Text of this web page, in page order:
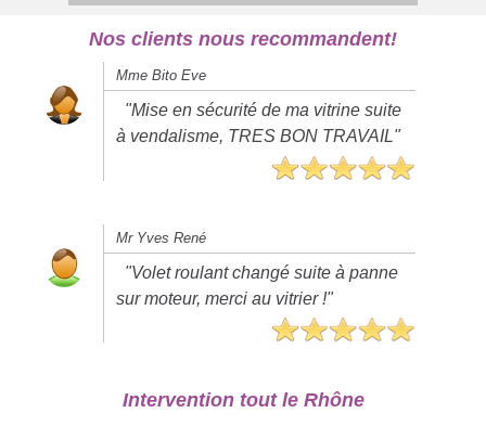
Nos clients nous recommandent!
Mme Bito Eve
"Mise en sécurité de ma vitrine suite
à vendalisme, TRES BON TRAVAIL"
Mr Yves René
"Volet roulant changé suite à panne
sur moteur, merci au vitrier !"
Intervention tout le Rhône